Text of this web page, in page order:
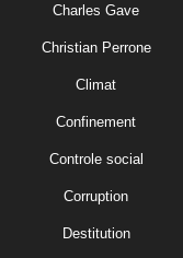
Charles Gave
Christian Perrone
Climat
Confinement
Controle social
Corruption
Destitution